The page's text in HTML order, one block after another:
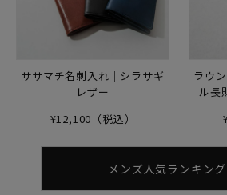
ササマチ名刺入れ｜シラサギ
レザー
¥12,100（税込）
ラウ
ル長
メンズ人気ランキン